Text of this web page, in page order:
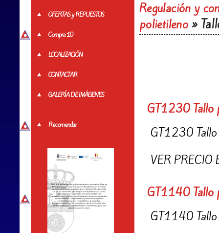
OFERTAS y REPUESTOS
Compra 10
LOCALIZACIÓN
CONTACTAR
GALERÍA DE IMÁGENES
Recomendar
Regulación y
polietileno»
GT1230 Tallo
GT1230
VER PRECIO
GT1140 Tallo
GT1140